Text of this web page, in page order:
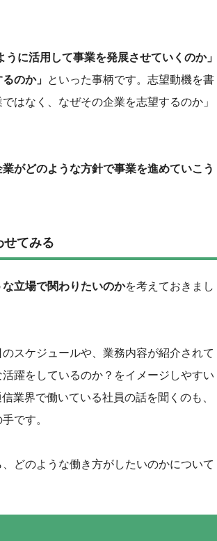
うに活用して事業を発展させていくのか」
のか」 といった事柄です。志望動機を書
はなく、なぜその企業を志望するのか」
業がどのような方針で事業を進めていこう
てみる
な立場で関わりたいのかを考えておきまし
スケジュールや、業務内容が紹介されて
躍をしているのか？をイメージしやすい
業界で働いている社員の話を聞くのも、
です。
どのような働き方がしたいのかについて